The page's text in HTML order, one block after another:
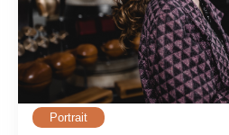
Portrait